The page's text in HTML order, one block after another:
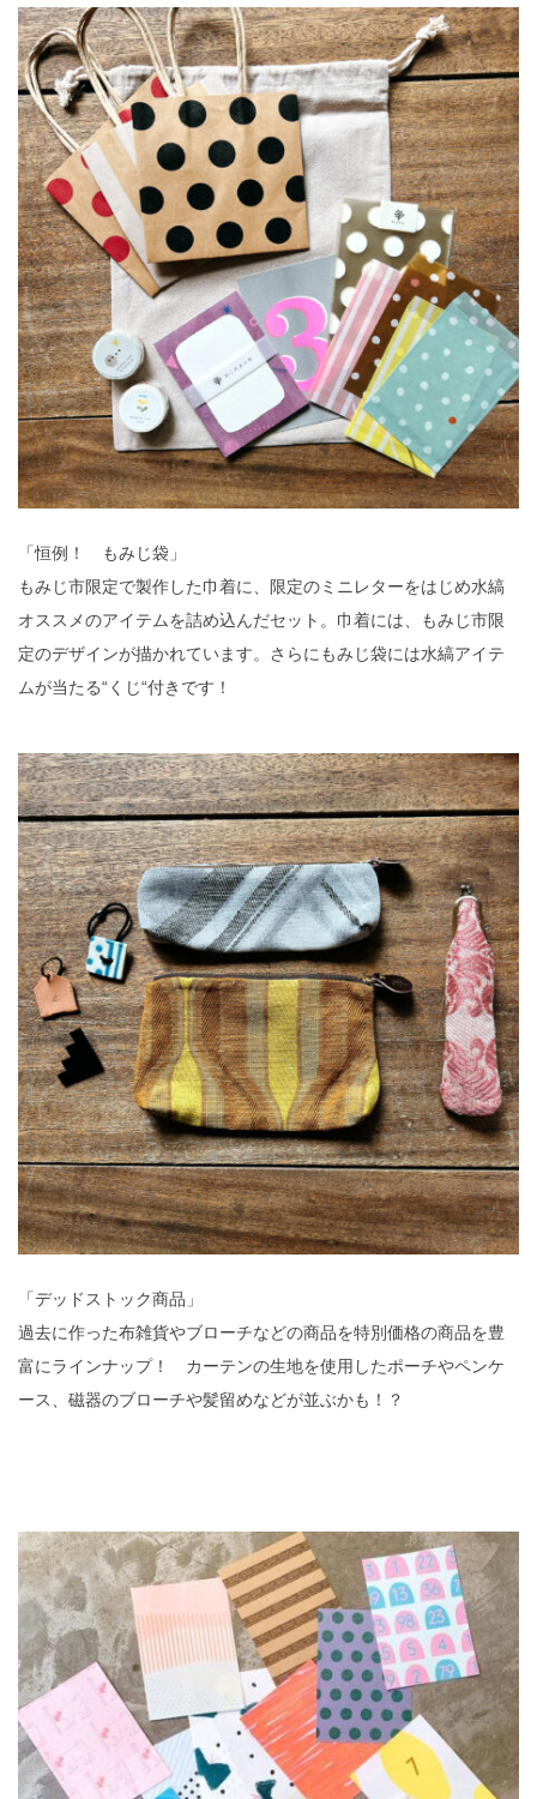
「恒例！ もみじ袋」
もみじ市限定で製作した巾着に、限定のミニレターをはじめ水縞
オススメのアイテムを詰め込んだセット。巾着には、もみじ市限
定のデザインが描かれています。さらにもみじ袋には水縞アイテ
ムが当たる“くじ“付きです！
「デッドストック商品」
過去に作った布雑貨やブローチなどの商品を特別価格の商品を豊
富にラインナップ！ カーテンの生地を使用したポーチやペンケ
ース、磁器のブローチや髪留めなどが並ぶかも！？